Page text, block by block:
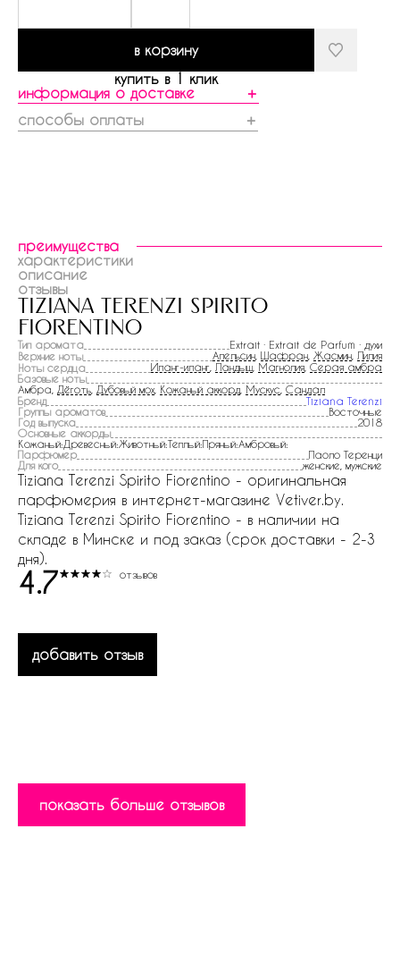
в корзину
купить в 1 клик
информация о доставке
＋
способы оплаты
＋
преимущества
характеристики
описание
отзывы
tiziana terenzi spirito
fiorentino
Тип аромата
Extrait · Extrait de Parfum · духи
Верхние ноты
Апельсин Шафран Жасмин Лилия
Ноты сердца
Иланг-иланг Ландыш Магнолия Серая амбра
Базовые ноты
Амбра, Дёготь Дубовый мох Кожаный аккорд Мускус Сандал
Бренд
Tiziana Terenzi
Группы ароматов
Восточные
Год выпуска
2018
Основные аккорды
Кожаный:Древесный:Животный:Теплый:Пряный:Амбровый:
Парфюмер
Паоло Теренци
Для кого
женские, мужские
Tiziana Terenzi Spirito Fiorentino - оригинальная
парфюмерия в интернет-магазине Vetiver.by.
Tiziana Terenzi Spirito Fiorentino - в наличии на
складе в Минске и под заказ (срок доставки - 2-3
дня).
4.7 отзывов
добавить отзыв
показать больше отзывов